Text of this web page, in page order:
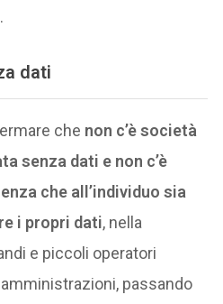
dati
che non c’è società
senza dati e non c’è
che all’individuo sia
i propri dati, nella
e piccoli operatori
passando